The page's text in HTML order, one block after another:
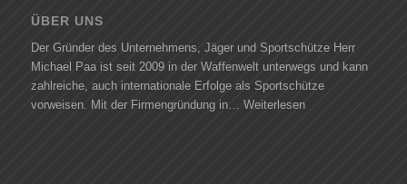
ÜBER UNS
Der Gründer des Unternehmens, Jäger und Sportschütze Herr
Michael Paa ist seit 2009 in der Waffenwelt unterwegs und kann
zahlreiche, auch internationale Erfolge als Sportschütze
vorweisen. Mit der Firmengründung in… Weiterlesen